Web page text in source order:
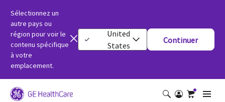
Sélectionnez un
autre pays ou
région pour voir le
contenu spécifique
à votre
emplacement.
United
States
Continuer